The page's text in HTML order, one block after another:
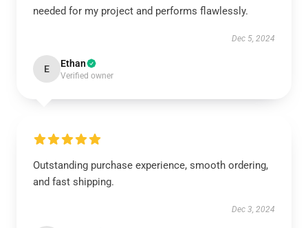
needed for my project and performs flawlessly.
Dec 5, 2024
E Ethan
Verified owner
Outstanding purchase experience, smooth ordering,
and fast shipping.
Dec 3, 2024